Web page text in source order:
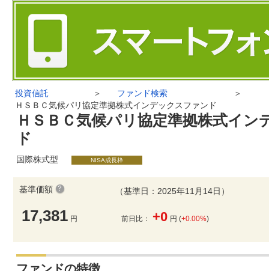
投資信託 ＞ ファンド検索
＞
ＨＳＢＣ気候パリ協定準拠株式インデックスファンド
ＨＳＢＣ気候パリ協定準拠株式イン
ド
国際株式型 NISA成長枠
基準価額
17,381 円
（基準日：2025年11月14日）
前日比： +0 円 (+0.00%)